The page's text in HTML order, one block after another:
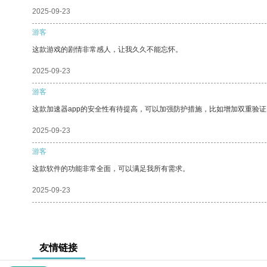
2025-09-23
游客
这款游戏的剧情非常感人，让我久久不能忘怀。
2025-09-23
游客
这款加速器app的安全性有待提高，可以加强防护措施，比如增加双重验
2025-09-23
游客
这款软件的功能非常全面，可以满足我所有需求。
2025-09-23
友情链接